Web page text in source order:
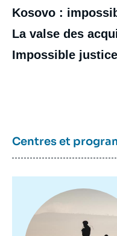
Kosovo :
La valse des
Impossible
Centres et
principale